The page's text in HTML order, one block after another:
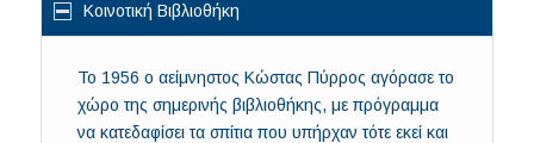
Κοινοτική Βιβλιοθήκη
Το 1956 ο αείμνηστος Κώστας Πύρρος αγόρασε το
χώρο της σημερινής βιβλιοθήκης, με πρόγραμμα
να κατεδαφίσει τα σπίτια που υπήρχαν τότε εκεί και